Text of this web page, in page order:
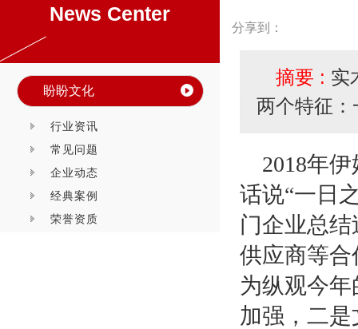
News Center
盼盼文化
行业资讯
常见问题
企业动态
经典案例
荣誉资质
分享到：
摘要 : 实
两个特征
2018年伊
话说“一日
门企业总
供应商等
为纵观今
加强，二